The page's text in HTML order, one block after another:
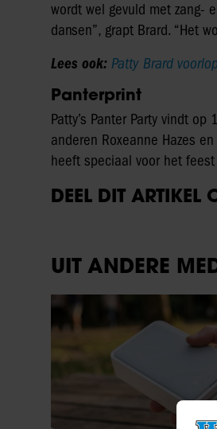
wordt wel gevuld met zang-
dansen”, grapt Brard. “Het
Lees ook: Patty Brard
Panterprint
Patty’s Panter Party vindt
anderen Roxeanne Hazes
heeft speciaal voor het
DEEL DIT
UIT ANDERE